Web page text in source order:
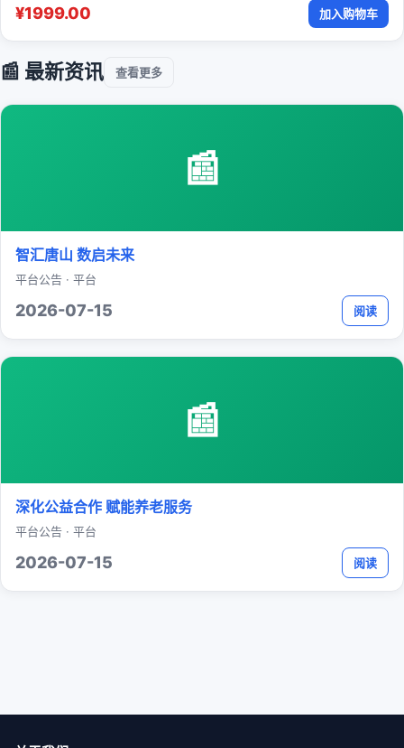
¥1999.00 加入购物车
📰 最新资讯 查看更多
📰
智汇唐山 数启未来
平台公告 · 平台
2026-07-15 阅读
📰
深化公益合作 赋能养老服务
平台公告 · 平台
2026-07-15 阅读